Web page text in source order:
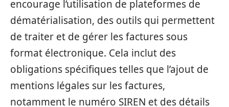
encourage l’utilisation de plateformes de
dématérialisation, des outils qui permettent
de traiter et de gérer les factures sous
format électronique. Cela inclut des
obligations spécifiques telles que l’ajout de
mentions légales sur les factures,
notamment le numéro SIREN et des détails